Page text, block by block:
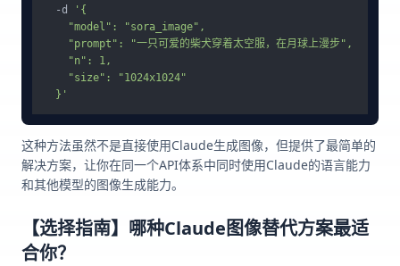
  -d
'{
    "model": "sora_image",
    "prompt": "一只可爱的柴犬穿着太空服，在月球上漫步",
    "n": 1,
    "size": "1024x1024"
  }'
这种方法虽然不是直接使用Claude生成图像，但提供了最简单的
解决方案，让你在同一个API体系中同时使用Claude的语言能力
和其他模型的图像生成能力。
【选择指南】哪种Claude图像替代方案最适
合你？